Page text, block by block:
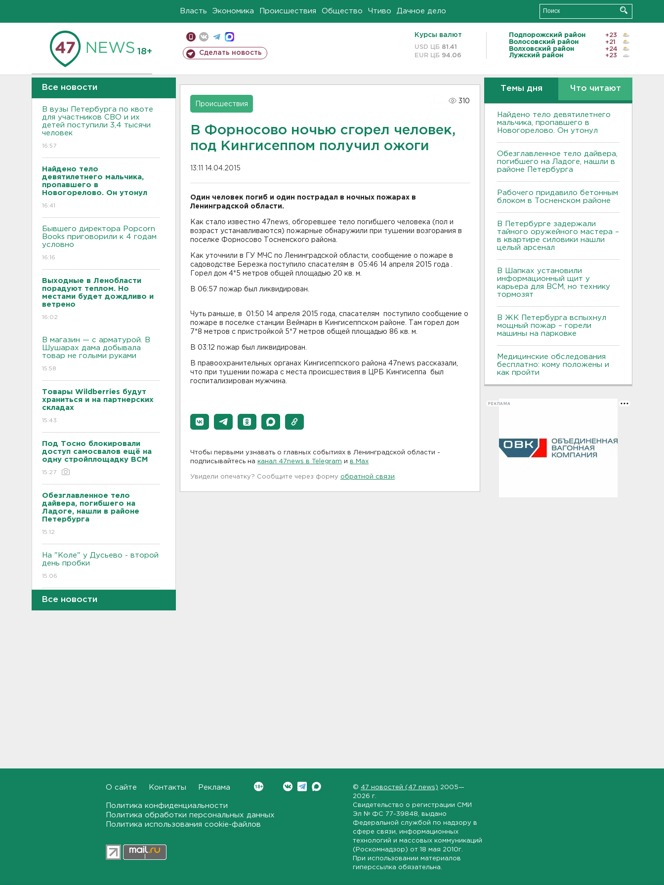
Власть Экономика Происшествия Общество Чтиво Дачное дело
18+ Сделать новость
Курсы валют
USD ЦБ 81.41
EUR ЦБ 94.06
Подпорожский район
+23
Волосовский район
+21
Волховский район
+24
Лужский район
+23
Все новости
В вузы Петербурга по квоте
для участников СВО и их
детей поступили 3,4 тысячи
человек
16:57
Найдено тело
девятилетнего мальчика,
пропавшего в
Новогорелово. Он утонул
16:41
Бывшего директора Popcorn
Books приговорили к 4 годам
условно
16:16
Выходные в Ленобласти
порадуют теплом. Но
местами будет дождливо и
ветрено
16:02
В магазин — с арматурой. В
Шушарах дама добывала
товар не голыми руками
15:58
Товары Wildberries будут
храниться и на партнерских
складах
15:43
Под Тосно блокировали
доступ самосвалов ещё на
одну стройплощадку ВСМ
15:27
Обезглавленное тело
дайвера, погибшего на
Ладоге, нашли в районе
Петербурга
15:12
На "Коле" у Дусьево - второй
день пробки
15:06
В Петербурге переносят с
тайного оружейного мастера
– в квартире силовики нашли
Все новости
Происшествия
310
В Форносово ночью сгорел человек,
под Кингисеппом получил ожоги
13:11 14.04.2015
Один человек погиб и один пострадал в ночных пожарах в
Ленинградской области.
Как стало известно 47news, обгоревшее тело погибшего человека (пол и
возраст устанавливаются) пожарные обнаружили при тушении возгорания в
поселке Форносово Тосненского района.
Как уточнили в ГУ МЧС по Ленинградской области, сообщение о пожаре в
садоводстве Березка поступило спасателям в 05:46 14 апреля 2015 года .
Горел дом 4*5 метров общей площадью 20 кв. м.
В 06:57 пожар был ликвидирован.
Чуть раньше, в 01:50 14 апреля 2015 года, спасателям поступило сообщение о
пожаре в поселке станции Веймарн в Кингисеппском районе. Там горел дом
7*8 метров с пристройкой 5*7 метров общей площадью 86 кв. м.
В 03:12 пожар был ликвидирован.
В правоохранительных органах Кингисеппского района 47news рассказали,
что при тушении пожара с места происшествия в ЦРБ Кингисеппа был
госпитализирован мужчина.
Чтобы первыми узнавать о главных событиях в Ленинградской области -
подписывайтесь на канал 47news в Telegram и в Maх
Увидели опечатку? Сообщите через форму обратной связи
Темы дня Что читают
Найдено тело девятилетнего
мальчика, пропавшего в
Новогорелово. Он утонул
Обезглавленное тело дайвера,
погибшего на Ладоге, нашли в
районе Петербурга
Рабочего придавило бетонным
блоком в Тосненском районе
В Петербурге задержали
тайного оружейного мастера –
в квартире силовики нашли
целый арсенал
В Шапках установили
информационный щит у
карьера для ВСМ, но технику
тормозят
В ЖК Петербурга вспыхнул
мощный пожар – горели
машины на парковке
Медицинские обследования
бесплатно: кому положены и
как пройти
РЕКЛАМА
О сайте Контакты Реклама
Политика конфиденциальности
Политика обработки персональных данных
Политика использования cookie-файлов
© 47 новостей (47 news) 2005—
2026 г.
Свидетельство о регистрации СМИ
Эл № ФС 77-39848 , выдано
Федеральной службой по надзору в
сфере связи, информационных
технологий и массовых коммуникаций
(Роскомнадзор) от 18 мая 2010г.
При использовании материалов
гиперссылка обязательна.